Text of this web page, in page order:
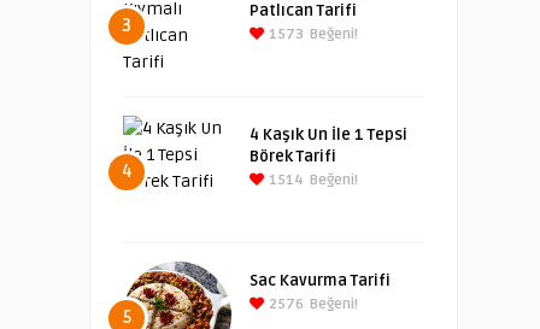
3
Patlıcan Tarifi
1573 Beğeni!
4
4 Kaşık Un İle 1 Tepsi
Börek Tarifi
1514 Beğeni!
5
Sac Kavurma Tarifi
2576 Beğeni!